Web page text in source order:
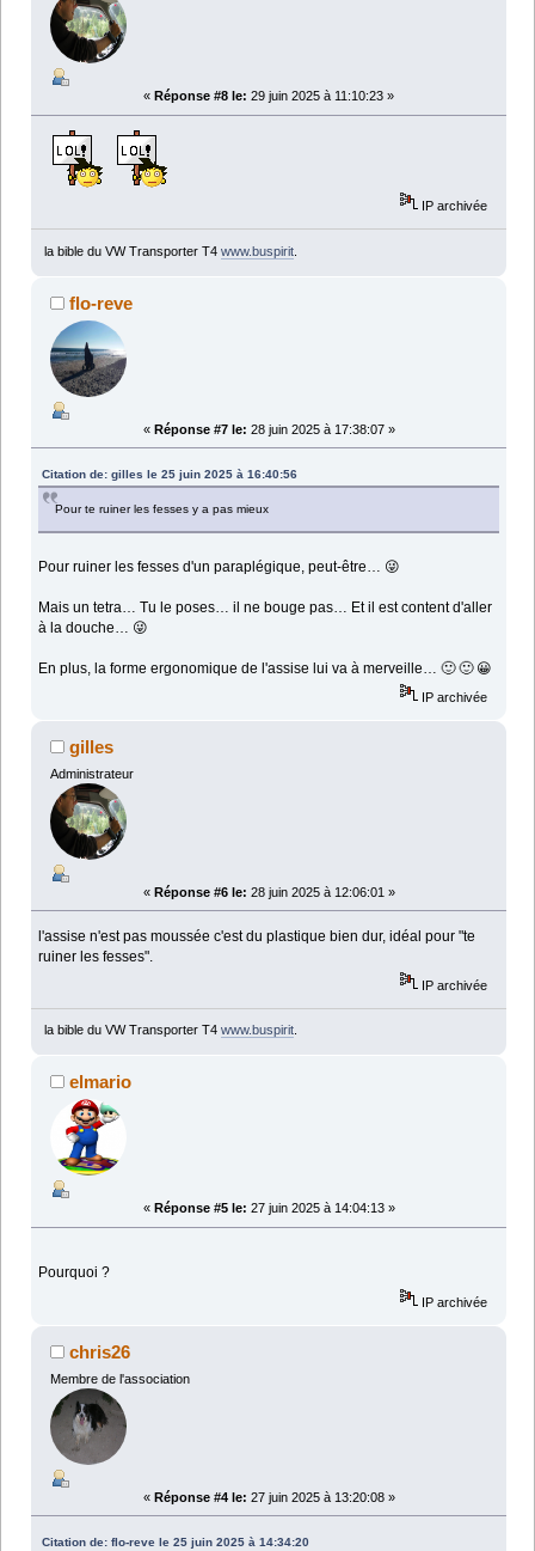
« Réponse #8 le: 29 juin 2025 à 11:10:23 »
IP archivée
la bible du VW Transporter T4 www.buspirit.
flo-reve
« Réponse #7 le: 28 juin 2025 à 17:38:07 »
Citation de: gilles le 25 juin 2025 à 16:40:56
Pour te ruiner les fesses y a pas mieux
Pour ruiner les fesses d'un paraplégique, peut-être… 😜
Mais un tetra… Tu le poses… il ne bouge pas… Et il est content d'aller
à la douche… 😜
En plus, la forme ergonomique de l'assise lui va à merveille… 🙂 🙂 😀
IP archivée
gilles
Administrateur
« Réponse #6 le: 28 juin 2025 à 12:06:01 »
l'assise n'est pas moussée c'est du plastique bien dur, idéal pour "te
ruiner les fesses".
IP archivée
la bible du VW Transporter T4 www.buspirit.
elmario
« Réponse #5 le: 27 juin 2025 à 14:04:13 »
Pourquoi ?
IP archivée
chris26
Membre de l'association
« Réponse #4 le: 27 juin 2025 à 13:20:08 »
Citation de: flo-reve le 25 juin 2025 à 14:34:20